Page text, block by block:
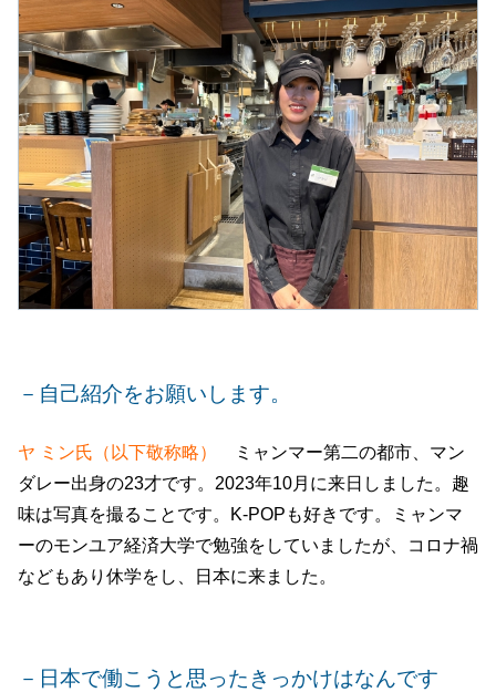
－自己紹介をお願いします。
ヤ ミン氏（以下敬称略）
ミャンマー第二の都市、マン
ダレー出身の23才です。2023年10月に来日しました。趣
味は写真を撮ることです。K-POPも好きです。ミャンマ
ーのモンユア経済大学で勉強をしていましたが、コロナ禍
などもあり休学をし、日本に来ました。
－日本で働こうと思ったきっかけはなんです